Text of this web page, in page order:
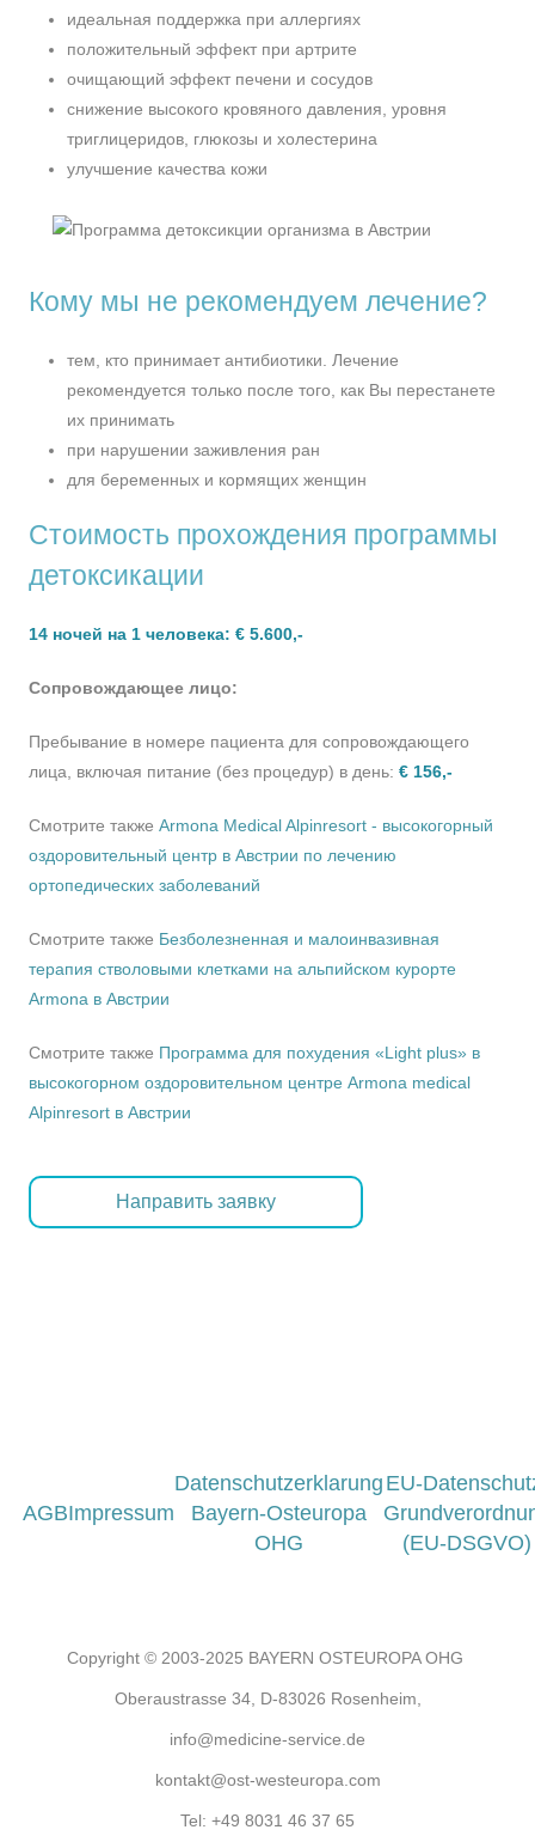
идеальная поддержка при аллергиях
положительный эффект при артрите
очищающий эффект печени и сосудов
снижение высокого кровяного давления, уровня
триглицеридов, глюкозы и холестерина
улучшение качества кожи
Кому мы не рекомендуем лечение?
тем, кто принимает антибиотики. Лечение
рекомендуется только после того, как Вы перестанете
их принимать
при нарушении заживления ран
для беременных и кормящих женщин
Стоимость прохождения программы
детоксикации
14 ночей на 1 человека: € 5.600,-
Сопровождающее лицо:
Пребывание в номере пациента для сопровождающего
лица, включая питание (без процедур) в день: € 156,-
Смотрите также Armona Medical Alpinresort - высокогорный
оздоровительный центр в Австрии по лечению
ортопедических заболеваний
Смотрите также Безболезненная и малоинвазивная
терапия стволовыми клетками на альпийском курорте
Armona в Австрии
Смотрите также Программа для похудения «Light plus» в
высокогорном оздоровительном центре Armona medical
Alpinresort в Австрии
Направить заявку
AGBImpressum
Datenschutzerklarung
Bayern-Osteuropa
OHG
EU-
(EU-DSGVO)
Copyright © 2003-2025 BAYERN OSTEUROPA OHG
Oberaustrasse 34, D-83026 Rosenheim,
info@medicine-service.de
kontakt@ost-westeuropa.com
Tel: +49 8031 46 37 65